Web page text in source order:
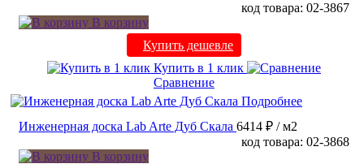
код товара: 02-3867
В корзину
Купить дешевле
Купить в 1 клик
Сравнение
Подробнее
Инженерная доска Lab Arte Дуб Скала 6414 ₽ / м2
код товара: 02-3868
В корзину